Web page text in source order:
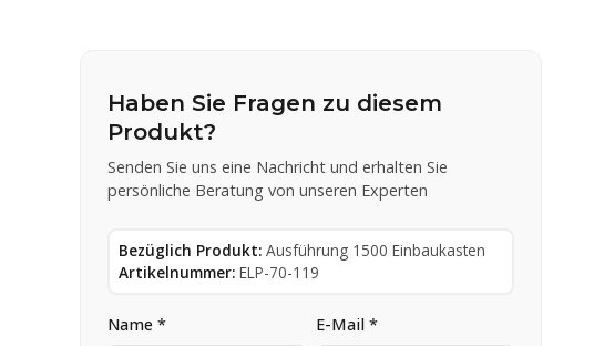
Haben Sie Fragen zu diesem
Produkt?
Senden Sie uns eine Nachricht und erhalten Sie
persönliche Beratung von unseren Experten
Bezüglich Produkt: Ausführung 1500 Einbaukasten
Artikelnummer: ELP-70-119
Name * E-Mail *